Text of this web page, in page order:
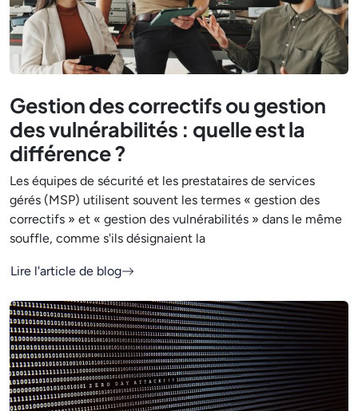
Gestion des correctifs ou gestion
des vulnérabilités : quelle est la
différence ?
Les équipes de sécurité et les prestataires de services
gérés (MSP) utilisent souvent les termes « gestion des
correctifs » et « gestion des vulnérabilités » dans le même
souffle, comme s'ils désignaient la
Lire l'article de blog